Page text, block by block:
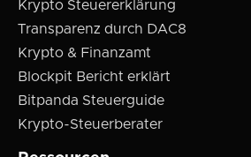
Krypto Steuererklärung
Transparenz durch DAC8
Krypto & Finanzamt
Blockpit Bericht erklärt
Bitpanda Steuerguide
Krypto-Steuerberater